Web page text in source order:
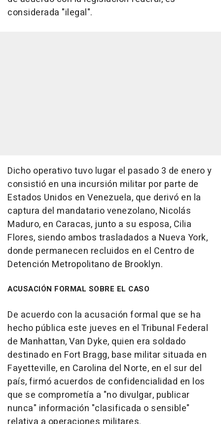
considerada "ilegal".
Dicho operativo tuvo lugar el pasado 3 de enero y
consistió en una incursión militar por parte de
Estados Unidos en Venezuela, que derivó en la
captura del mandatario venezolano, Nicolás
Maduro, en Caracas, junto a su esposa, Cilia
Flores, siendo ambos trasladados a Nueva York,
donde permanecen recluidos en el Centro de
Detención Metropolitano de Brooklyn.
ACUSACIÓN FORMAL SOBRE EL CASO
De acuerdo con la acusación formal que se ha
hecho pública este jueves en el Tribunal Federal
de Manhattan, Van Dyke, quien era soldado
destinado en Fort Bragg, base militar situada en
Fayetteville, en Carolina del Norte, en el sur del
país, firmó acuerdos de confidencialidad en los
que se comprometía a "no divulgar, publicar
nunca" información "clasificada o sensible"